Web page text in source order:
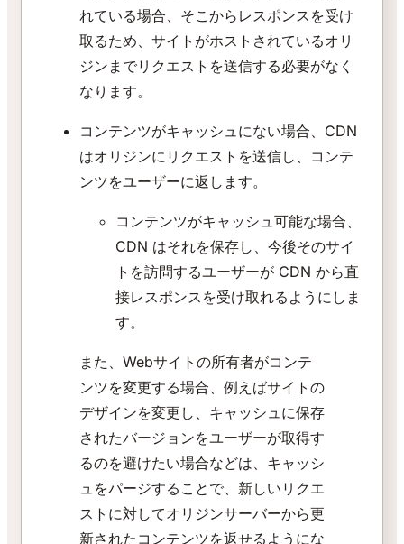
れている場合、そこからレスポンスを受け
取るため、サイトがホストされているオリ
ジンまでリクエストを送信する必要がなく
なります。
コンテンツがキャッシュにない場合、CDN
はオリジンにリクエストを送信し、コンテ
ンツをユーザーに返します。
コンテンツがキャッシュ可能な場合、
CDN はそれを保存し、今後そのサイ
トを訪問するユーザーが CDN から直
接レスポンスを受け取れるようにしま
す。
また、Webサイトの所有者がコンテ
ンツを変更する場合、例えばサイトの
デザインを変更し、キャッシュに保存
されたバージョンをユーザーが取得す
るのを避けたい場合などは、キャッシ
ュをパージすることで、新しいリクエ
ストに対してオリジンサーバーから更
新されたコンテンツを返せるようにな